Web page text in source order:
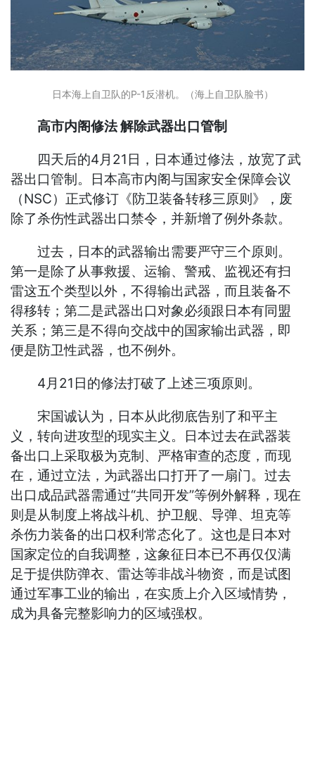
日本海上自卫队的P-1反潜机。（海上自卫队脸书）
高市内阁修法 解除武器出口管制
四天后的4月21日，日本通过修法，放宽了武
器出口管制。日本高市内阁与国家安全保障会议
（NSC）正式修订《防卫装备转移三原则》，废
除了杀伤性武器出口禁令，并新增了例外条款。
过去，日本的武器输出需要严守三个原则。
第一是除了从事救援、运输、警戒、监视还有扫
雷这五个类型以外，不得输出武器，而且装备不
得移转；第二是武器出口对象必须跟日本有同盟
关系；第三是不得向交战中的国家输出武器，即
便是防卫性武器，也不例外。
4月21日的修法打破了上述三项原则。
宋国诚认为，日本从此彻底告别了和平主
义，转向进攻型的现实主义。日本过去在武器装
备出口上采取极为克制、严格审查的态度，而现
在，通过立法，为武器出口打开了一扇门。过去
出口成品武器需通过“共同开发”等例外解释，现在
则是从制度上将战斗机、护卫舰、导弹、坦克等
杀伤力装备的出口权利常态化了。这也是日本对
国家定位的自我调整，这象征日本已不再仅仅满
足于提供防弹衣、雷达等非战斗物资，而是试图
通过军事工业的输出，在实质上介入区域情势，
成为具备完整影响力的区域强权。